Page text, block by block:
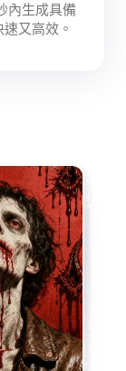
內生成具備
又高效。